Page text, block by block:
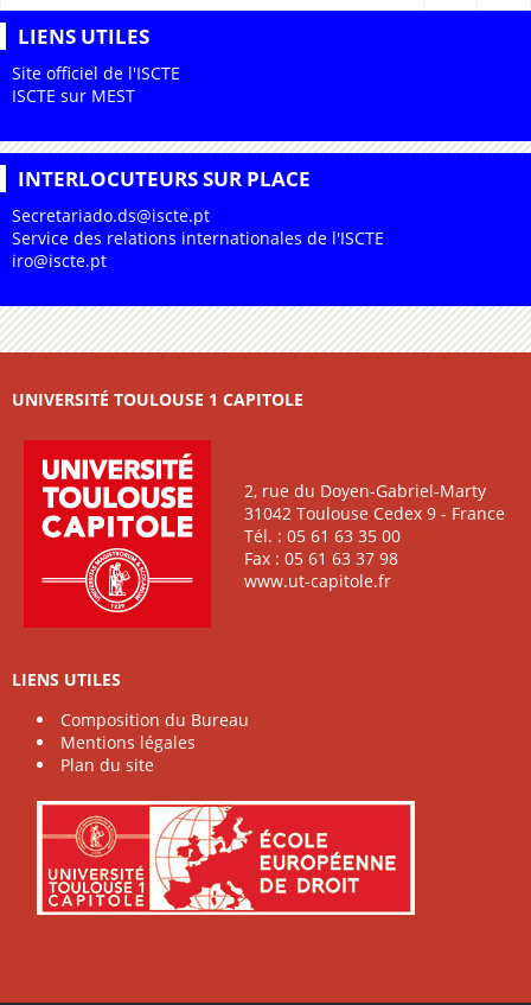
LIENS UTILES
Site officiel de l'ISCTE
ISCTE sur MEST
INTERLOCUTEURS SUR PLACE
Secretariado.ds@iscte.pt
Service des relations internationales de l'ISCTE
iro@iscte.pt
UNIVERSITÉ TOULOUSE 1 CAPITOLE
2, rue du Doyen-Gabriel-Marty
31042 Toulouse Cedex 9 - France
Tél. : 05 61 63 35 00
Fax : 05 61 63 37 98
www.ut-capitole.fr
LIENS UTILES
Composition du Bureau
Mentions légales
Plan du site